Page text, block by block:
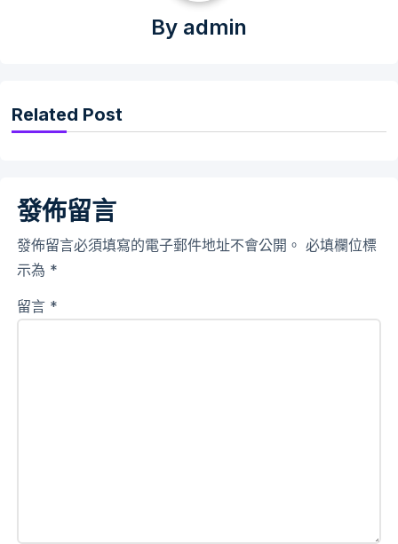
By admin
Related Post
發佈留言
發佈留言必須填寫的電子郵件地址不會公開。 必填欄位標
示為 *
留言 *